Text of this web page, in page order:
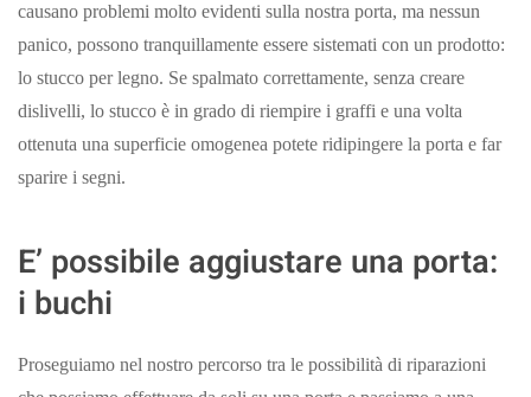
causano problemi molto evidenti sulla nostra porta, ma nessun
panico, possono tranquillamente essere sistemati con un prodotto:
lo stucco per legno. Se spalmato correttamente, senza creare
dislivelli, lo stucco è in grado di riempire i graffi e una volta
ottenuta una superficie omogenea potete ridipingere la porta e far
sparire i segni.
E’ possibile aggiustare una porta:
i buchi
Proseguiamo nel nostro percorso tra le possibilità di riparazioni